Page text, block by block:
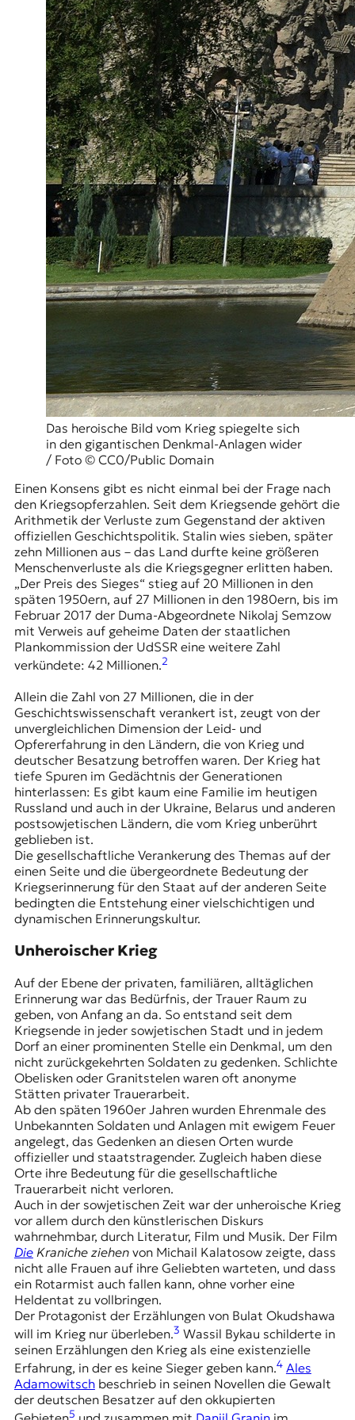
Das heroische Bild vom Krieg spiegelte sich
in den gigantischen Denkmal-Anlagen wider
/ Foto © CC0/Public Domain
Einen Konsens gibt es nicht einmal bei der Frage nach
den Kriegsopferzahlen. Seit dem Kriegsende gehört die
Arithmetik der Verluste zum Gegenstand der aktiven
offiziellen Geschichtspolitik. Stalin wies sieben, später
zehn Millionen aus – das Land durfte keine größeren
Menschenverluste als die Kriegsgegner erlitten haben.
„Der Preis des Sieges“ stieg auf 20 Millionen in den
späten 1950ern, auf 27 Millionen in den 1980ern, bis im
Februar 2017 der Duma-Abgeordnete Nikolaj Semzow
mit Verweis auf geheime Daten der staatlichen
Plankommission der UdSSR eine weitere Zahl
verkündete: 42 Millionen.2
Allein die Zahl von 27 Millionen, die in der
Geschichtswissenschaft verankert ist, zeugt von der
unvergleichlichen Dimension der Leid- und
Opfererfahrung in den Ländern, die von Krieg und
deutscher Besatzung betroffen waren. Der Krieg hat
tiefe Spuren im Gedächtnis der Generationen
hinterlassen: Es gibt kaum eine Familie im heutigen
Russland und auch in der Ukraine, Belarus und anderen
postsowjetischen Ländern, die vom Krieg unberührt
geblieben ist.
Die gesellschaftliche Verankerung des Themas auf der
einen Seite und die übergeordnete Bedeutung der
Kriegserinnerung für den Staat auf der anderen Seite
bedingten die Entstehung einer vielschichtigen und
dynamischen Erinnerungskultur.
Unheroischer Krieg
Auf der Ebene der privaten, familiären, alltäglichen
Erinnerung war das Bedürfnis, der Trauer Raum zu
geben, von Anfang an da. So entstand seit dem
Kriegsende in jeder sowjetischen Stadt und in jedem
Dorf an einer prominenten Stelle ein Denkmal, um den
nicht zurückgekehrten Soldaten zu gedenken. Schlichte
Obelisken oder Granitstelen waren oft anonyme
Stätten privater Trauerarbeit.
Ab den späten 1960er Jahren wurden Ehrenmale des
Unbekannten Soldaten und Anlagen mit ewigem Feuer
angelegt, das Gedenken an diesen Orten wurde
offizieller und staatstragender. Zugleich haben diese
Orte ihre Bedeutung für die gesellschaftliche
Trauerarbeit nicht verloren.
Auch in der sowjetischen Zeit war der unheroische Krieg
vor allem durch den künstlerischen Diskurs
wahrnehmbar, durch Literatur, Film und Musik. Der Film
Die Kraniche ziehenvon Michail Kalatosow zeigte, dass
nicht alle Frauen auf ihre Geliebten warteten, und dass
ein Rotarmist auch fallen kann, ohne vorher eine
Heldentat zu vollbringen.
Der Protagonist der Erzählungen von Bulat Okudshawa
will im Krieg nur überleben.3 Wassil Bykau schilderte in
seinen Erzählungen den Krieg als eine existenzielle
Erfahrung, in der es keine Sieger geben kann.4 Ales
Adamowitschbeschrieb in seinen Novellen die Gewalt
der deutschen Besatzer auf den okkupierten
5